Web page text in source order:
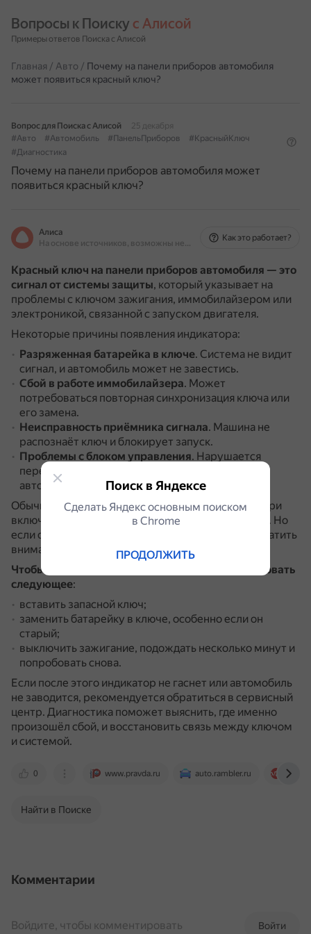
Вопросы к Поиску с Алисой
Примеры ответов Поиска с Алисой
Главная / Авто / Почему на панели приборов автомобиля
может появиться красный ключ?
Вопрос для Поиска с Алисой
25 декабря
#Авто
#Автомобиль #ПанельПриборов
#КрасныйКлюч
#Диагностика
Почему на панели приборов автомобиля может
появиться красный ключ?
Алиса
На основе источников, возможны неточности
Как это работает?
Красный ключ на панели приборов автомобиля — это
сигнал от системы защиты, который указывает на
проблемы с ключом зажигания, иммобилайзером или
электроникой, связанной с запуском двигателя.
Некоторые причины появления индикатора:
Разряженная батарейка в ключе. Система не видит
сигнал, и автомобиль может не завестись.
Сбой в работе иммобилайзера. Может
потребоваться повторная синхронизация ключа или
его замена.
Неисправность приёмника сигнала. Машина не
распознаёт ключ и блокирует запуск.
Проблемы с блоком управления. Нарушается
передача данных между ключом и системой
автомобиля.
Обычно индикатор кратковременно появляется при
включении зажигания и гаснет через пару секунд. Но
если он продолжает гореть или мигает, стоит обратить
внимание на проблему.
Чтобы устранить неисправность, можно попробовать
следующее:
вставить запасной ключ;
заменить батарейку в ключе, особенно если он
старый;
выключить зажигание, подождать несколько минут и
попробовать снова.
Если после этого индикатор не гаснет или автомобиль
не заводится, рекомендуется обратиться в сервисный
центр. Диагностика поможет выяснить, где именно
произошёл сбой, и восстановить связь между ключом
и системой.
0 www.pravda.ru auto.rambler.ru
Найти в Поиске
Комментарии
Войти
Войдите, чтобы комментировать
Поиск в Яндексе
Сделать Яндекс основным поиском
в Сhrome
ПРОДОЛЖИТЬ